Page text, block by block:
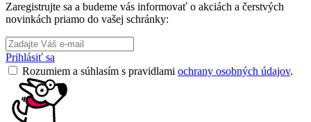
Zaregistrujte sa a budeme vás informovať o akciách a čerstvých
novinkách priamo do vašej schránky:
Prihlásiť sa
Rozumiem a súhlasím s pravidlami ochrany osobných údajov.